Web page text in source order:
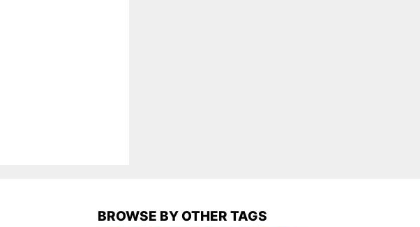
BROWSE BY OTHER TAGS